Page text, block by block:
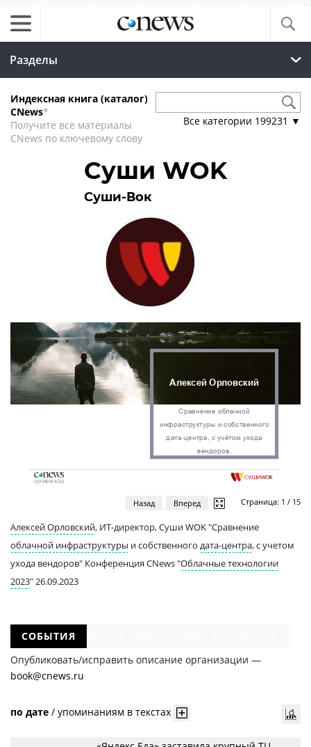
Разделы
Индексная книга (каталог)
CNews*
Получите все материалы
CNews по ключевому слову
Все категории 199231 ▼
Суши WOK
Суши-Вок
Назад Вперед Страница: 1 / 15
Алексей Орловский, ИТ-директор, Суши WOK "Сравнение
облачной инфраструктуры и собственного дата-центра, с учетом
ухода вендоров" Конференция CNews "Облачные технологии
2023" 26.09.2023
СОБЫТИЯ
Опубликовать/исправить описание организации —
book@cnews.ru
по дате / упоминаниям в текстах